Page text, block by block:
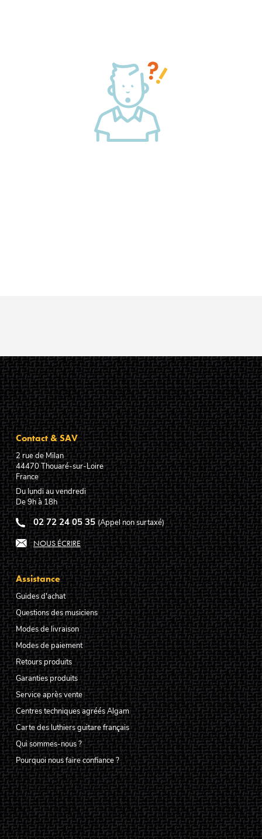
Contact & SAV
2 rue de Milan
44470Thouaré-sur-Loire
France
Du lundi au vendredi
De 9h à 18h
02 72 24 05 35 (Appel non surtaxé)
NOUS ÉCRIRE
Assistance
Guides d'achat
Questions des musiciens
Modes de livraison
Modes de paiement
Retours produits
Garanties produits
Service après vente
Centres techniques agréés Algam
Carte des luthiers guitare français
Qui sommes-nous ?
Pourquoi nous faire confiance ?